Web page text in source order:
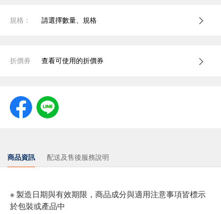
規格： 請選擇數量、規格
折價券 查看可使用的折價券
商品資訊 配送及售後服務說明
※ 製造日期與有效期限，商品成分與適用注意事項皆標示
於包裝或產品中